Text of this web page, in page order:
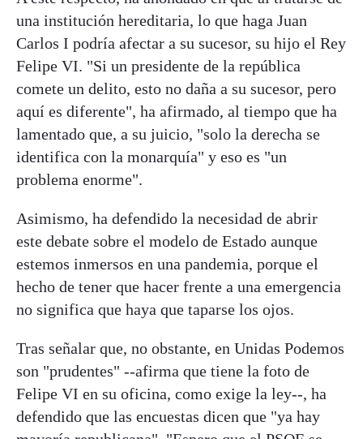
una institución hereditaria, lo que haga Juan
Carlos I podría afectar a su sucesor, su hijo el Rey
Felipe VI. "Si un presidente de la república
comete un delito, esto no daña a su sucesor, pero
aquí es diferente", ha afirmado, al tiempo que ha
lamentado que, a su juicio, "solo la derecha se
identifica con la monarquía" y eso es "un
problema enorme".
Asimismo, ha defendido la necesidad de abrir
este debate sobre el modelo de Estado aunque
estemos inmersos en una pandemia, porque el
hecho de tener que hacer frente a una emergencia
no significa que haya que taparse los ojos.
Tras señalar que, no obstante, en Unidas Podemos
son "prudentes" --afirma que tiene la foto de
Felipe VI en su oficina, como exige la ley--, ha
defendido que las encuestas dicen que "ya hay